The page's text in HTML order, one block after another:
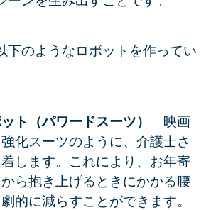
下のようなロボットを作ってい
ト（パワードスーツ） 映画
化スーツのように、介護士さ
します。これにより、お年寄
ら抱き上げるときにかかる腰
的に減らすことができます。